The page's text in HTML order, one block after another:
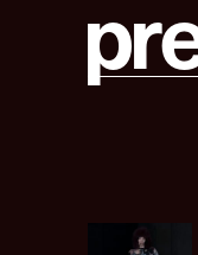
pr